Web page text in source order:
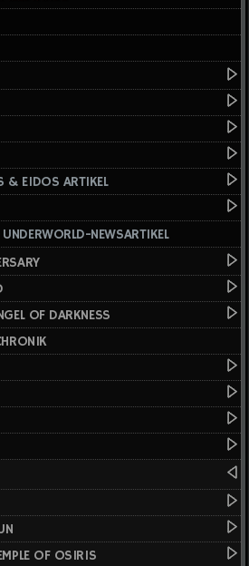
& EIDOS ARTIKEL
NEWSARTIKEL
OF DARKNESS
OF OSIRIS